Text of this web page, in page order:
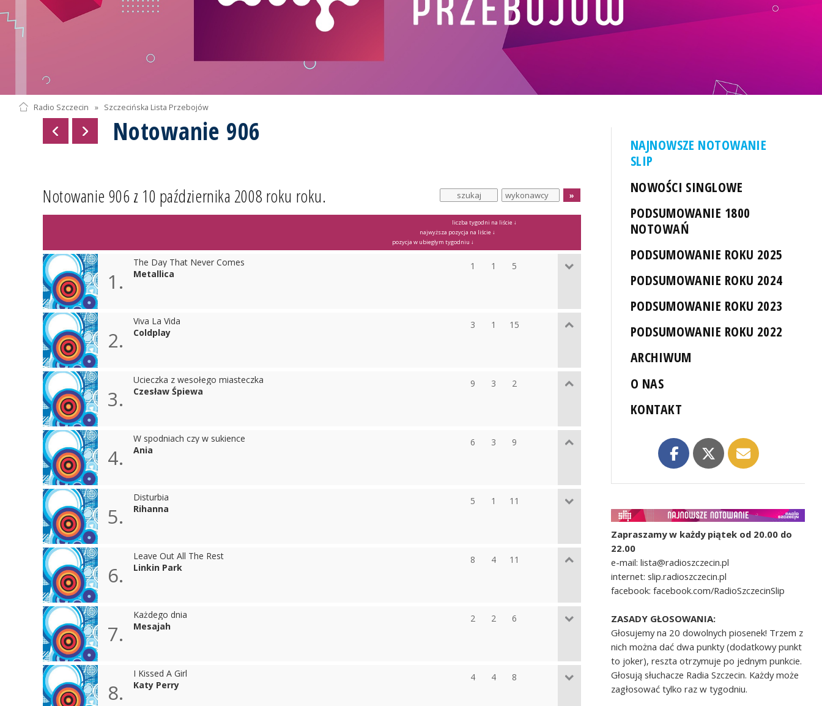
Radio Szczecin » Szczecińska Lista Przebojów
Notowanie 906
Notowanie 906 z 10 października 2008 roku roku.
liczba tygodni na liście ↓
najwyższa pozycja na liście ↓
pozycja w ubiegłym tygodniu ↓
1 1 5
1.
The Day That Never Comes
Metallica
3 1 15
2.
Viva La Vida
Coldplay
9 3 2
3.
Ucieczka z wesołego miasteczka
Czesław Śpiewa
6 3 9
4.
W spodniach czy w sukience
Ania
5 1 11
5.
Disturbia
Rihanna
8 4 11
6.
Leave Out All The Rest
Linkin Park
2 2 6
7.
Każdego dnia
Mesajah
4 4 8
8.
I Kissed A Girl
Katy Perry
NAJNOWSZE NOTOWANIE
SLIP
NOWOŚCI SINGLOWE
PODSUMOWANIE 1800
NOTOWAŃ
PODSUMOWANIE ROKU 2025
PODSUMOWANIE ROKU 2024
PODSUMOWANIE ROKU 2023
PODSUMOWANIE ROKU 2022
ARCHIWUM
O NAS
KONTAKT
Zapraszamy w każdy piątek od 20.00 do
22.00
e-mail: lista@radioszczecin.pl
internet: slip.radioszczecin.pl
facebook: facebook.com/RadioSzczecinSlip
ZASADY GŁOSOWANIA:
Głosujemy na 20 dowolnych piosenek! Trzem z
nich można dać dwa punkty (dodatkowy punkt
to joker), reszta otrzymuje po jednym punkcie.
Głosują słuchacze Radia Szczecin. Każdy może
zagłosować tylko raz w tygodniu.